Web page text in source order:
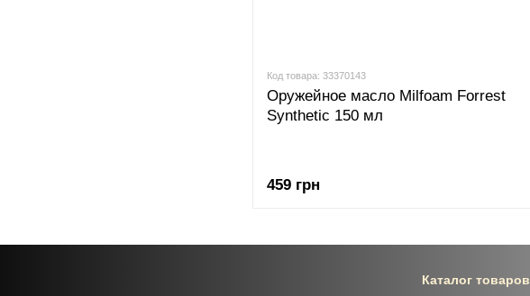
Код товара: 33370143
Оружейное масло Milfoam Forrest
Synthetic 150 мл
459 грн
Каталог товаров